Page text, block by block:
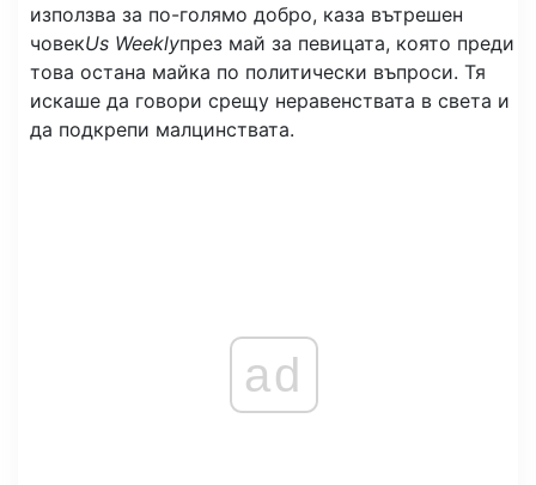
използва за по-голямо добро, каза вътрешен
човекUs Weeklyпрез май за певицата, която преди
това остана майка по политически въпроси. Тя
искаше да говори срещу неравенствата в света и
да подкрепи малцинствата.
ad